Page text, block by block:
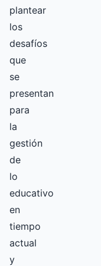
plantear
los
desafíos
que
se
presentan
para
la
gestión
de
lo
educativo
en
tiempo
actual
y